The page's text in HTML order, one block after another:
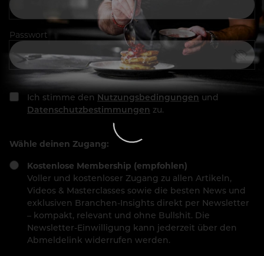
Passwort
Ich stimme den Nutzungsbedingungen und
Datenschutzbestimmungen zu.
Wähle deinen Zugang:
Kostenlose Membership (empfohlen)
Voller und kostenloser Zugang zu allen Artikeln,
Videos & Masterclasses sowie die besten News und
exklusiven Branchen-Insights direkt per Newsletter
– kompakt, relevant und ohne Bullshit. Die
Newsletter-Einwilligung kann jederzeit über den
Abmeldelink widerrufen werden.